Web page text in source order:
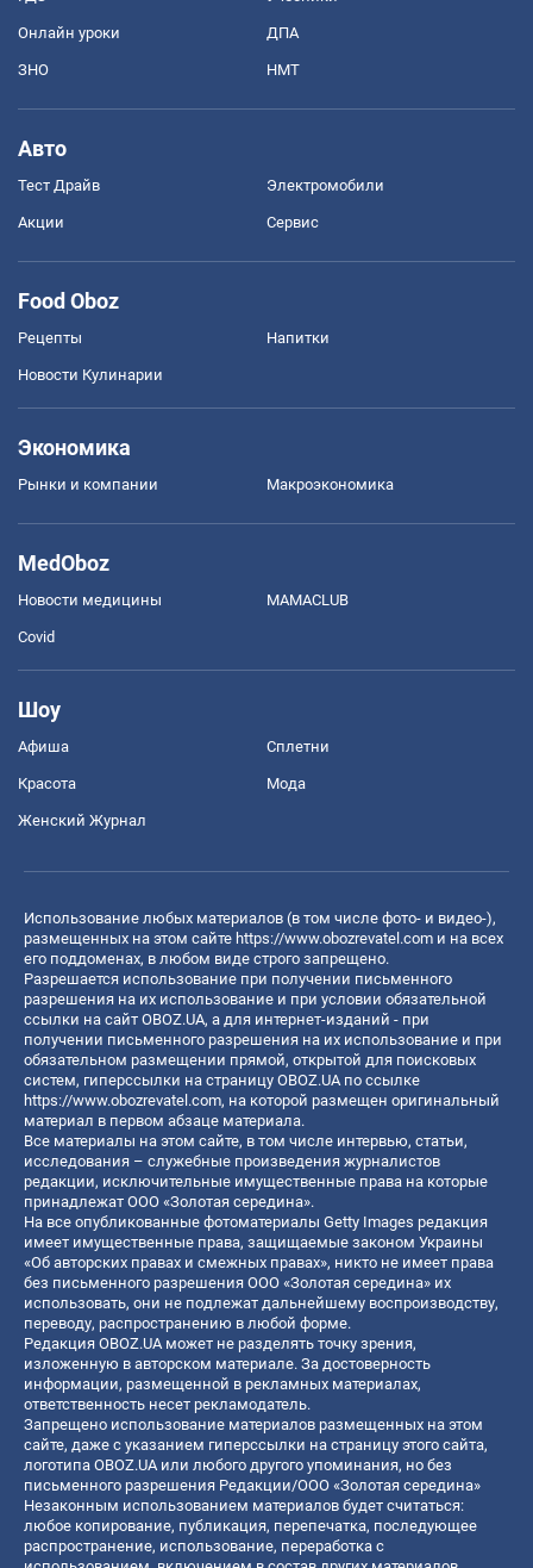
Онлайн уроки ДПА
ЗНО НМТ
Авто
Тест Драйв Электромобили
Акции Сервис
Food Oboz
Рецепты Напитки
Новости Кулинарии
Экономика
Рынки и компании Mакроэкономика
MedOboz
Новости медицины MAMACLUB
Covid
Шоу
Афиша Сплетни
Красота Мода
Женский Журнал
Использование любых материалов (в том числе фото- и видео-),
размещенных на этом сайте https://www.obozrevatel.com и на всех
его поддоменах, в любом виде строго запрещено.
Разрешается использование при получении письменного
разрешения на их использование и при условии обязательной
ссылки на сайт OBOZ.UA, а для интернет-изданий - при
получении письменного разрешения на их использование и при
обязательном размещении прямой, открытой для поисковых
систем, гиперссылки на страницу OBOZ.UA по ссылке
https://www.obozrevatel.com, на которой размещен оригинальный
материал в первом абзаце материала.
Все материалы на этом сайте, в том числе интервью, статьи,
исследования – служебные произведения журналистов
редакции, исключительные имущественные права на которые
принадлежат ООО «Золотая середина».
На все опубликованные фотоматериалы Getty Images редакция
имеет имущественные права, защищаемые законом Украины
«Об авторских правах и смежных правах», никто не имеет права
без письменного разрешения ООО «Золотая середина» их
использовать, они не подлежат дальнейшему воспроизводству,
переводу, распространению в любой форме.
Редакция OBOZ.UA может не разделять точку зрения,
изложенную в авторском материале. За достоверность
информации, размещенной в рекламных материалах,
ответственность несет рекламодатель.
Запрещено использование материалов размещенных на этом
сайте, даже с указанием гиперссылки на страницу этого сайта,
логотипа OBOZ.UA или любого другого упоминания, но без
письменного разрешения Редакции/ООО «Золотая середина»
Незаконным использованием материалов будет считаться:
любое копирование, публикация, перепечатка, последующее
распространение, использование, переработка с